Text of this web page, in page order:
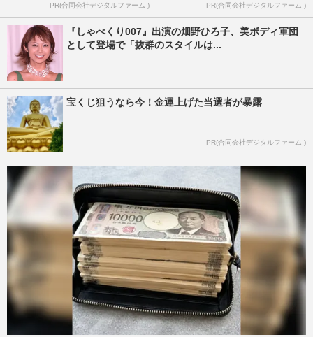
PR(合同会社デジタルファーム ) PR(合同会社デジタルファーム )
『しゃべくり007』出演の畑野ひろ子、美ボディ軍団
として登場で「抜群のスタイルは...
宝くじ狙うなら今！金運上げた当選者が暴露
PR(合同会社デジタルファーム )